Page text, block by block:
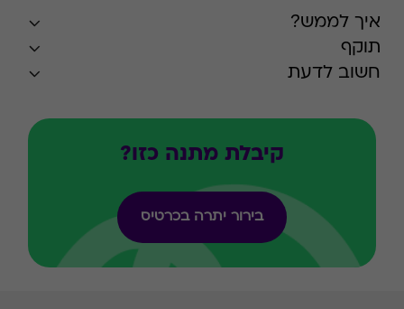
איך לממש?
תוקף
חשוב לדעת
קיבלת מתנה כזו?
בירור יתרה בכרטיס